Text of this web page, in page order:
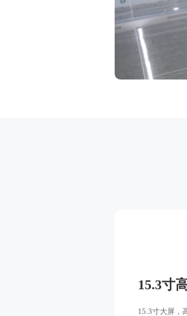
15.3寸
15.3寸大屏，